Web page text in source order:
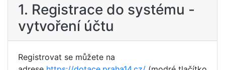
1. Registrace do systému -
vytvoření účtu
Registrovat se můžete na